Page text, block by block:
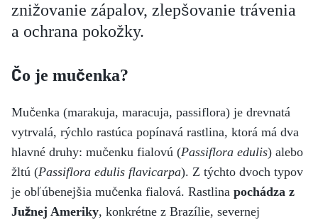
znižovanie zápalov, zlepšovanie trávenia
a ochrana pokožky.
Čo je mučenka?
Mučenka (marakuja, maracuja, passiflora) je drevnatá
vytrvalá, rýchlo rastúca popínavá rastlina, ktorá má dva
hlavné druhy: mučenku fialovú (Passiflora edulis) alebo
žltú (Passiflora edulis flavicarpa). Z týchto dvoch typov
je obľúbenejšia mučenka fialová. Rastlina pochádza z
Južnej Ameriky, konkrétne z Brazílie, severnej